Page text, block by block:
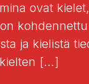
ovat
ja kielistä
[…]